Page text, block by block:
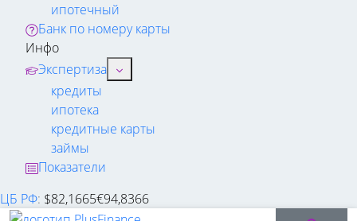
ипотечный
Банк по номеру карты
Инфо
Экспертиза
кредиты
ипотека
кредитные карты
займы
Показатели
ЦБ РФ: $82,1665€94,8366